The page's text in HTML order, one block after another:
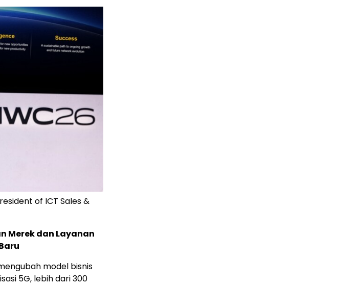
of ICT Sales &
Merek dan Layanan
model bisnis
5G, lebih dari 300